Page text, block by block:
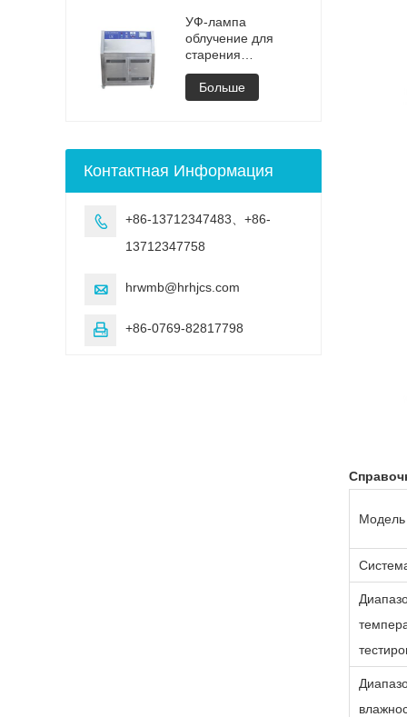
Модель
вакуумной сушки
УФ-камера для
выветривания,
старение, УФ-
испытание
УФ-лампа
облучение для
старения
регулируемая
испытательная
камера
Больше
Контактная Информация

+86-13712347483、+86-
13712347758
 hrwmb@hrhjcs.com
 +86-0769-82817798